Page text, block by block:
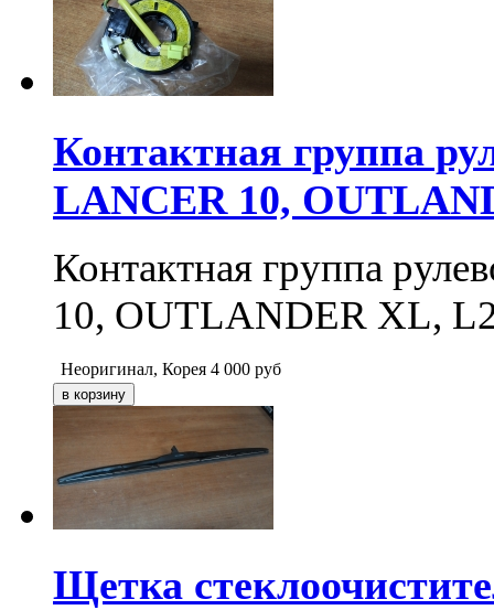
Контактная группа
LANCER 10,
Контактная группа
10, OUTLANDER XL,
Неоригинал, Корея 4 000 руб
Щетка